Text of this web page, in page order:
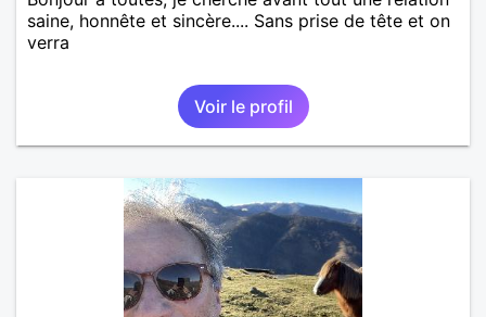
saine, honnête et sincère.... Sans prise de tête et on
verra
Voir le profil